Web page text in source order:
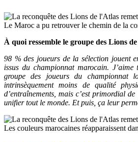
Le Maroc a pu retrouver le chemin de la
À quoi ressemble le groupe des Lions
98 % des joueurs de la sélection jouent
issus du championnat marocain.
groupe des joueurs du championnat
intrinsèquement moins de qualité
d’entraînements, mais c’est primordial
unifier tout le monde. Et puis, ça leur
Les couleurs marocaines réapparaissent